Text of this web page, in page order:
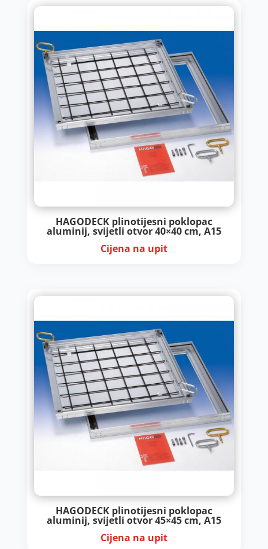
HAGODECK plinotijesni poklopac
aluminij, svijetli otvor 40×40 cm, A15
Cijena na upit
HAGODECK plinotijesni poklopac
aluminij, svijetli otvor 45×45 cm, A15
Cijena na upit